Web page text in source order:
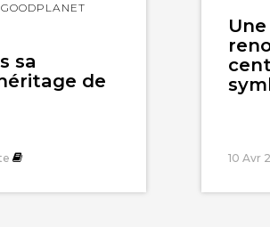
sa
de
10 Avr